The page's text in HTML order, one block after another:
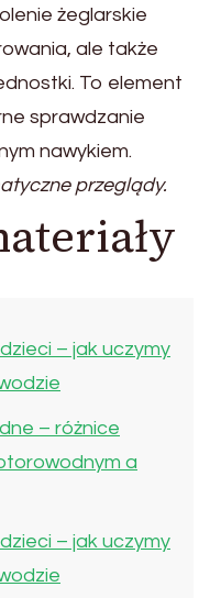
żeglarskie
ale także
To element
sprawdzanie
nawykiem.
przeglądy.
– jak uczymy
– różnice
a
– jak uczymy